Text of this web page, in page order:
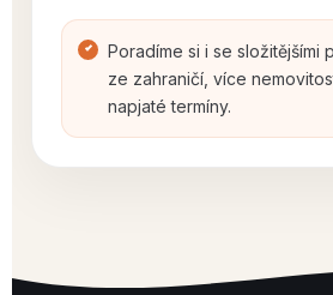
Poradíme si i se složitějšími
ze zahraničí, více
napjaté termíny.